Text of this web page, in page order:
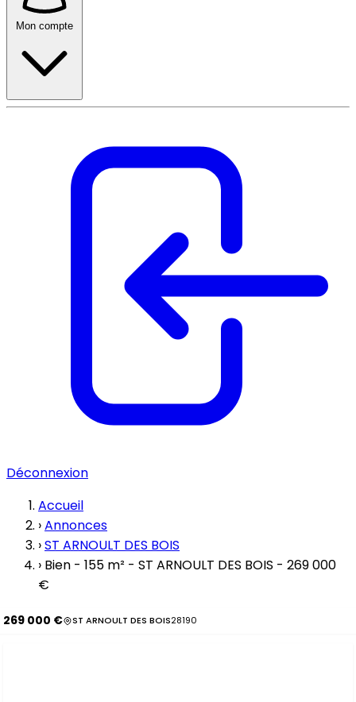
Mon compte
Déconnexion
Accueil
›Annonces
›ST ARNOULT DES BOIS
› Bien - 155 m² - ST ARNOULT DES BOIS - 269 000
€
269 000 € ST ARNOULT DES BOIS28190